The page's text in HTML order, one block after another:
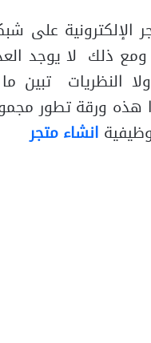
الإلكترونية على
ومع ذلك لا يوجد
النظريات تبين
هذه ورقة تطور
انشاء متجر